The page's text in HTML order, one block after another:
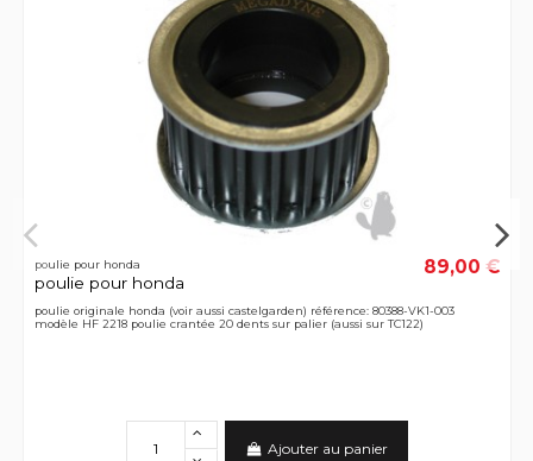
poulie pour honda
poulie pour honda
89,00 €
poulie originale honda (voir aussi castelgarden) référence: 80388-VK1-003
modèle HF 2218 poulie crantée 20 dents sur palier (aussi sur TC122)
Ajouter au panier